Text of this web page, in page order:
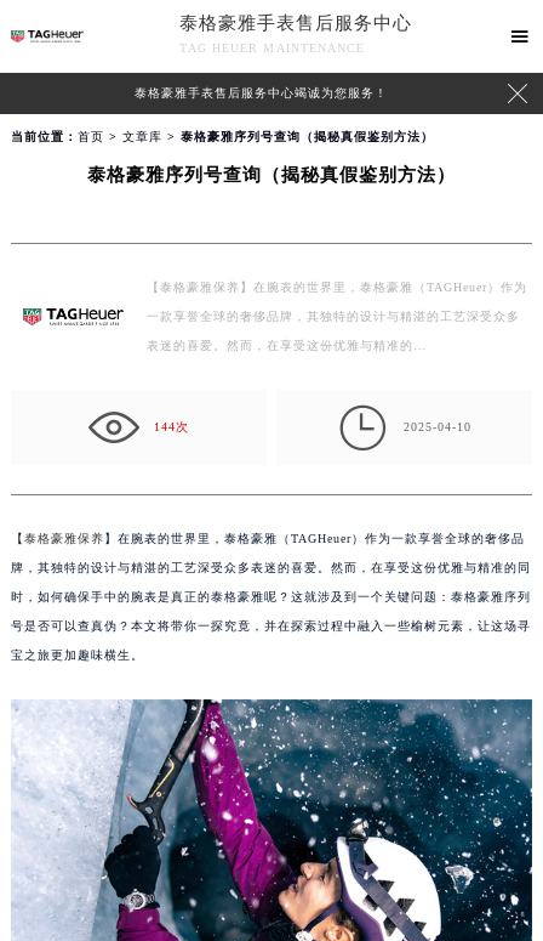
泰格豪雅手表售后服务中心
TAG HEUER MAINTENANCE

泰格豪雅手表售后服务中心竭诚为您服务！ 
当前位置： 首页 > 文章库 > 泰格豪雅序列号查询（揭秘真假鉴别方法）
泰格豪雅序列号查询（揭秘真假鉴别方法）
【泰格豪雅保养】在腕表的世界里，泰格豪雅（TAGHeuer）作为
一款享誉全球的奢侈品牌，其独特的设计与精湛的工艺深受众多
表迷的喜爱。然而，在享受这份优雅与精准的…
144次  2025-04-10
【泰格豪雅保养】在腕表的世界里，泰格豪雅（TAGHeuer）作为一款享誉全球的奢侈品
牌，其独特的设计与精湛的工艺深受众多表迷的喜爱。然而，在享受这份优雅与精准的同
时，如何确保手中的腕表是真正的泰格豪雅呢？这就涉及到一个关键问题：泰格豪雅序列
号是否可以查真伪？本文将带你一探究竟，并在探索过程中融入一些榆树元素，让这场寻
宝之旅更加趣味横生。